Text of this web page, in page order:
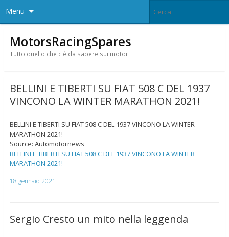
Menu
MotorsRacingSpares
Tutto quello che c'è da sapere sui motori
BELLINI E TIBERTI SU FIAT 508 C DEL 1937
VINCONO LA WINTER MARATHON 2021!
BELLINI E TIBERTI SU FIAT 508 C DEL 1937 VINCONO LA WINTER
MARATHON 2021!
Source: Automotornews
BELLINI E TIBERTI SU FIAT 508 C DEL 1937 VINCONO LA WINTER
MARATHON 2021!
18 gennaio 2021
Sergio Cresto un mito nella leggenda